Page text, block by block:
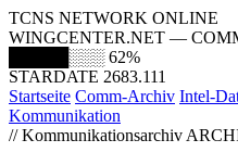
TCNS NETWORK ONLINE
WINGCENTER.NET —
█████░░░ 62%
STARDATE 2683.111
Startseite Comm-Archiv Intel-
Kommunikation
// Kommunikationsarchiv